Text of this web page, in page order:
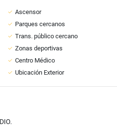
Ascensor
Parques cercanos
Trans. público cercano
Zonas deportivas
Centro Médico
Ubicación Exterior